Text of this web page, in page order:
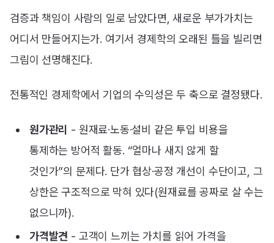
검증과 책임이 사람의 일로 남았다면, 새로운 부가가치는
어디서 만들어지는가. 여기서 경제학의 오래된 틀을 빌리면
그림이 선명해진다.
전통적인 경제학에서 기업의 수익성은 두 축으로 결정됐다.
원가관리 - 원재료·노동·설비 같은 투입 비용을
통제하는 방어적 활동. “얼마나 새지 않게 할
것인가”의 문제다. 단가 협상·공정 개선이 수단이고, 그
상한은 구조적으로 막혀 있다(원재료를 공짜로 살 수는
없으니까).
가격발견 - 고객이 느끼는 가치를 읽어 가격을